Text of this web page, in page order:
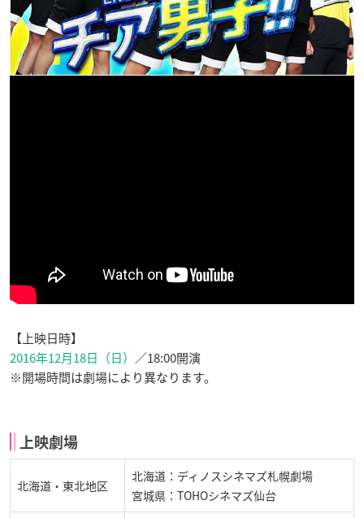
【上映日時】
2016年12月18日（日） ／18:00開演
※開場時間は劇場により異なります。
上映劇場
北海道・東北地区
北海道：ディノスシネマズ札幌劇場
宮城県：TOHOシネマズ仙台